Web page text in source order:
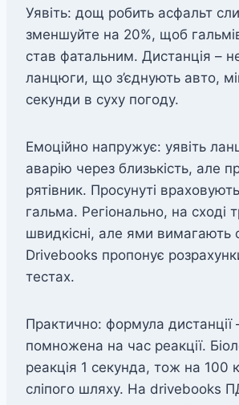
Уявіть: дощ робить асфальт
зменшуйте на 20%, щоб
став фатальним. Дистанція –
ланцюги, що з’єднують авто,
секунди в суху погоду.
Емоційно напружує: уявіть
аварію через близькість, але
рятівник. Просунуті
гальма. Регіонально, на сході
швидкісні, але ями вимагають
Drivebooks пропонує
тестах.
Практично: формула дистанції
помножена на час реакції.
реакція 1 секунда, тож на 100
сліпого шляху. На drivebooks